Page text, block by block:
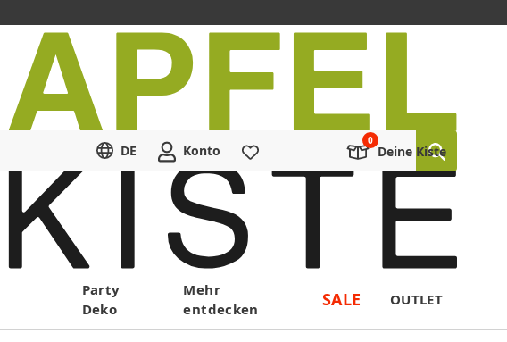
DE Konto Deine Kiste
Party
Deko
Mehr
entdecken
SALE OUTLET